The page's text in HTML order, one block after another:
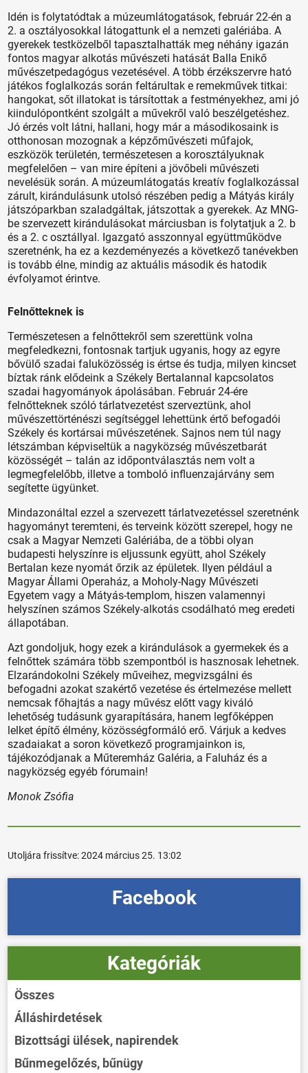
Idén is folytatódtak a múzeumlátogatások, február 22-én a
2. a osztályosokkal látogattunk el a nemzeti galériába. A
gyerekek testközelből tapasztalhatták meg néhány igazán
fontos magyar alkotás művészeti hatását Balla Enikő
művészetpedagógus vezetésével. A több érzékszervre ható
játékos foglalkozás során feltárultak e remekművek titkai:
hangokat, sőt illatokat is társítottak a festményekhez, ami jó
kiindulópontként szolgált a művekről való beszélgetéshez.
Jó érzés volt látni, hallani, hogy már a másodikosaink is
otthonosan mozognak a képzőművészeti műfajok,
eszközök területén, természetesen a korosztályuknak
megfelelően – van mire építeni a jövőbeli művészeti
nevelésük során. A múzeumlátogatás kreatív foglalkozással
zárult, kirándulásunk utolsó részében pedig a Mátyás király
játszóparkban szaladgáltak, játszottak a gyerekek. Az MNG-
be szervezett kirándulásokat márciusban is folytatjuk a 2. b
és a 2. c osztállyal. Igazgató asszonnyal együttműködve
szeretnénk, ha ez a kezdeményezés a következő tanévekben
is tovább élne, mindig az aktuális második és hatodik
évfolyamot érintve.
Felnőtteknek is
Természetesen a felnőttekről sem szerettünk volna
megfeledkezni, fontosnak tartjuk ugyanis, hogy az egyre
bővülő szadai faluközösség is értse és tudja, milyen kincset
bíztak ránk elődeink a Székely Bertalannal kapcsolatos
szadai hagyományok ápolásában. Február 24-ére
felnőtteknek szóló tárlatvezetést szerveztünk, ahol
művészettörténészi segítséggel lehettünk értő befogadói
Székely és kortársai művészetének. Sajnos nem túl nagy
létszámban képviseltük a nagyközség művészetbarát
közösségét – talán az időpontválasztás nem volt a
legmegfelelőbb, illetve a tomboló influenzajárvány sem
segítette ügyünket.
Mindazonáltal ezzel a szervezett tárlatvezetéssel szeretnénk
hagyományt teremteni, és terveink között szerepel, hogy ne
csak a Magyar Nemzeti Galériába, de a többi olyan
budapesti helyszínre is eljussunk együtt, ahol Székely
Bertalan keze nyomát őrzik az épületek. Ilyen például a
Magyar Állami Operaház, a Moholy-Nagy Művészeti
Egyetem vagy a Mátyás-templom, hiszen valamennyi
helyszínen számos Székely-alkotás csodálható meg eredeti
állapotában.
Azt gondoljuk, hogy ezek a kirándulások a gyermekek és a
felnőttek számára több szempontból is hasznosak lehetnek.
Elzarándokolni Székely műveihez, megvizsgálni és
befogadni azokat szakértő vezetése és értelmezése mellett
nemcsak főhajtás a nagy művész előtt vagy kiváló
lehetőség tudásunk gyarapítására, hanem legfőképpen
lelket építő élmény, közösségformáló erő. Várjuk a kedves
szadaiakat a soron következő programjainkon is,
tájékozódjanak a Műteremház Galéria, a Faluház és a
nagyközség egyéb fórumain!
Monok Zsófia
Utoljára frissítve:2024 március 25. 13:02
Facebook
Kategóriák
Összes
Álláshirdetések
Bizottsági ülések, napirendek
Bűnmegelőzés, bűnügy